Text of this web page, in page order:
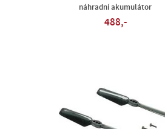
náhradní akumulátor
488,-